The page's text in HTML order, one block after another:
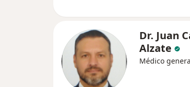
Dr. Juan
Alzate
Médico